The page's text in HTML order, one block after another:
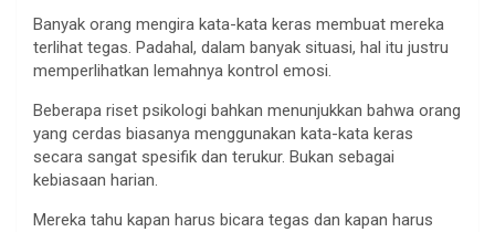
Banyak orang mengira kata-kata keras membuat mereka
terlihat tegas. Padahal, dalam banyak situasi, hal itu justru
memperlihatkan lemahnya kontrol emosi.
Beberapa riset psikologi bahkan menunjukkan bahwa orang
yang cerdas biasanya menggunakan kata-kata keras
secara sangat spesifik dan terukur. Bukan sebagai
kebiasaan harian.
Mereka tahu kapan harus bicara tegas dan kapan harus